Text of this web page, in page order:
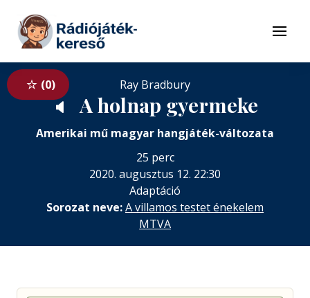
Tovább a tartalomhoz
Menü
0 Ray Bradbury
🔈 A holnap gyermeke
Amerikai mű magyar hangjáték-változata
25 perc
2020. augusztus 12. 22:30
Adaptáció
Sorozat neve:A ​villamos testet énekelem
MTVA